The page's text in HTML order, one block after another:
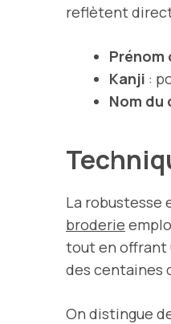
reflètent
Prénom
Kanji :
Nom du
La robustesse
broderie
tout en offrant
des centaines
On distingue